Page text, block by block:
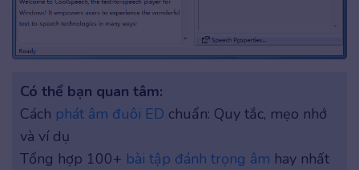
Có thể bạn quan tâm:
Cách phát âm đuôi ED chuẩn: Quy tắc, mẹo nhớ
và ví dụ
Tổng hợp 100+ bài tập đánh trọng âm hay nhất